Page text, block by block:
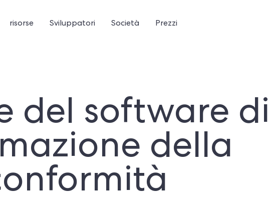
risorse Sviluppatori Società Prezzi
del software di
della